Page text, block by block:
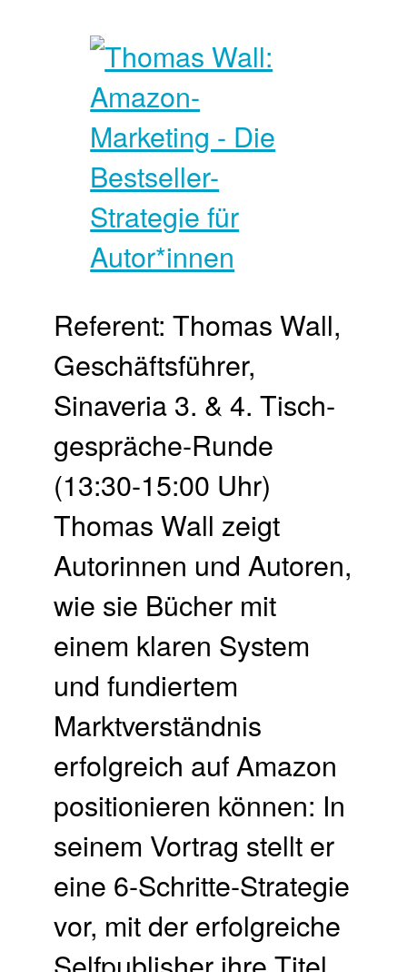
Referent: Thomas Wall,
Geschäftsführer,
Sinaveria 3. & 4. Tisch­
gespräche-Runde
(13:30-15:00 Uhr)
Thomas Wall zeigt
Autorinnen und Autoren,
wie sie Bücher mit
einem klaren System
und fundiertem
Marktverständnis
erfolgreich auf Amazon
positionieren können: In
seinem Vortrag stellt er
eine 6-Schritte-Strategie
vor, mit der erfolgreiche